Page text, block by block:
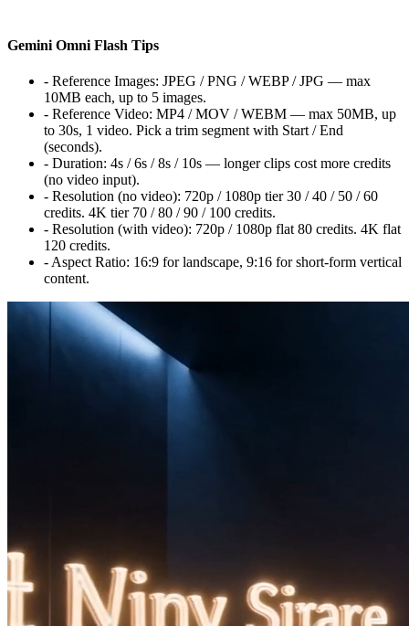
Gemini Omni Flash Tips
- Reference Images: JPEG / PNG / WEBP / JPG — max
10MB each, up to 5 images.
- Reference Video: MP4 / MOV / WEBM — max 50MB, up
to 30s, 1 video. Pick a trim segment with Start / End
(seconds).
- Duration: 4s / 6s / 8s / 10s — longer clips cost more credits
(no video input).
- Resolution (no video): 720p / 1080p tier30 / 40 / 50 / 60
credits. 4K tier 70 / 80 / 90 / 100 credits.
- Resolution (with video): 720p / 1080p flat 80 credits. 4K flat
120 credits.
- Aspect Ratio: 16:9 for landscape, 9:16 for short-form vertical
content.